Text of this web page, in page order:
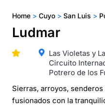
Home > Cuyo > San Luis >
Ludmar
Las Violetas y
Circuito
Potrero de los
Sierras, arroyos,
fusionados con la